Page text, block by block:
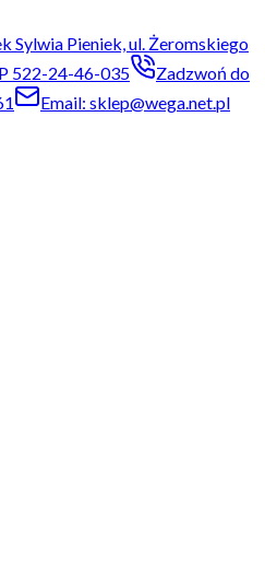
Sylwia Pieniek, ul. Żeromskiego
522-24-46-035
Zadzwoń do
Email: sklep@wega.net.pl